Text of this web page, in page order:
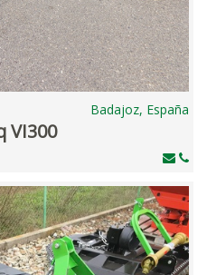
Badajoz, España
VI300